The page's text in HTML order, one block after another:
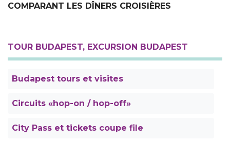
COMPARANT LES DÎNERS CROISIÈRES
TOUR BUDAPEST, EXCURSION BUDAPEST
Budapest tours et visites
Circuits «hop-on / hop-off»
City Pass et tickets coupe file